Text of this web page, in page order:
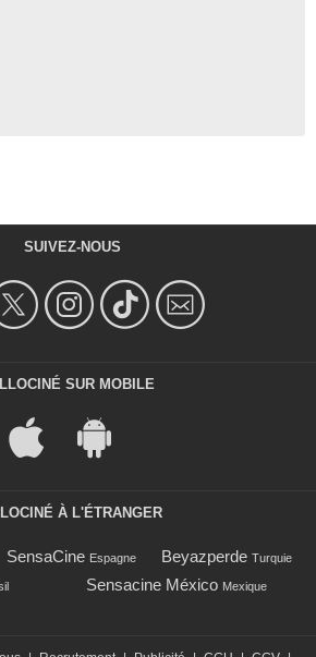
SUIVEZ-NOUS
SUR MOBILE
À L'ÉTRANGER
SensaCine Espagne Beyazperde Turquie
Sensacine México Mexique